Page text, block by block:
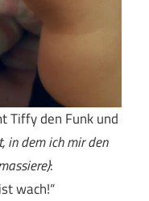
Tiffy den Funk und
in dem ich mir den
:
wach!“